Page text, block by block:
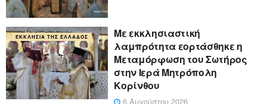
ΕΚΚΛΗΣΊΑ ΤΗΣ ΕΛΛΆΔΟΣ
Με εκκλησιαστική
λαμπρότητα εορτάσθηκε η
Μεταμόρφωση του Σωτήρος
στην Ιερά Μητρόπολη
Κορίνθου
6 Αυγούστου 2026